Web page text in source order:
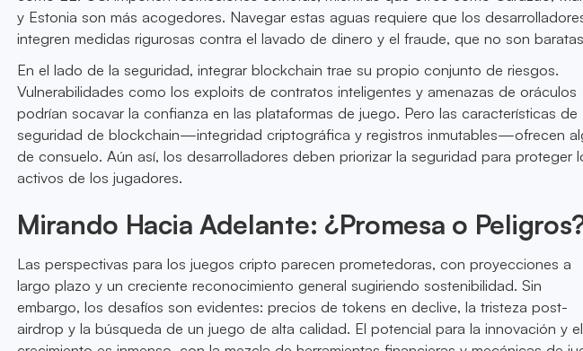
y Estonia son más acogedores. Navegar estas aguas requiere que los
integren medidas rigurosas contra el lavado de dinero y el fraude, que no son
En el lado de la seguridad, integrar blockchain trae su propio conjunto de riesgos.
Vulnerabilidades como los exploits de contratos inteligentes y amenazas de oráculos
podrían socavar la confianza en las plataformas de juego. Pero las características de
seguridad de blockchain—integridad criptográfica y registros inmutables—ofrecen
de consuelo. Aún así, los desarrolladores deben priorizar la seguridad para proteger
activos de los jugadores.
Mirando Hacia Adelante: ¿Promesa o
Las perspectivas para los juegos cripto parecen prometedoras, con proyecciones a
largo plazo y un creciente reconocimiento general sugiriendo sostenibilidad. Sin
embargo, los desafíos son evidentes: precios de tokens en declive, la tristeza post-
airdrop y la búsqueda de un juego de alta calidad. El potencial para la innovación y el